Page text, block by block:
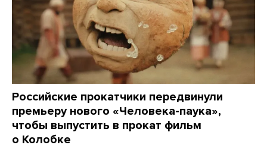
Российские прокатчики передвинули
премьеру нового «Человека-паука»,
чтобы выпустить в прокат фильм
о Колобке